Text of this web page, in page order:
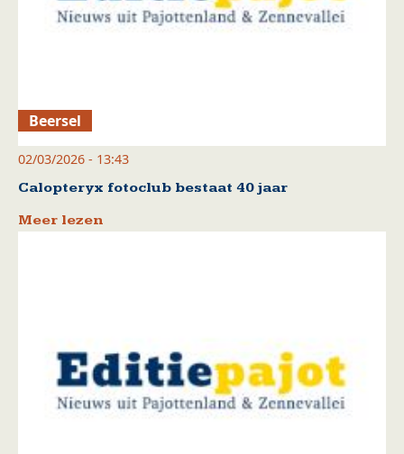
Beersel
02/03/2026 - 13:43
Calopteryx fotoclub bestaat 40 jaar
Meer lezen